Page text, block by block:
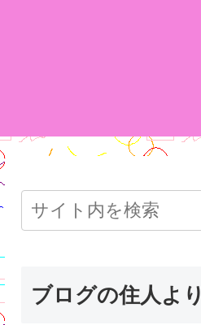
ブログの住人より